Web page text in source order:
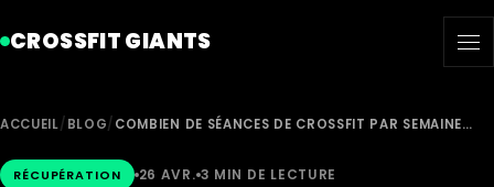
CROSSFIT GIANTS
ACCUEIL/ BLOG/ COMBIEN DE SÉANCES DE CROSSFIT PAR SEMAINE…
RÉCUPÉRATION 26 AVR. 3 MIN DE LECTURE